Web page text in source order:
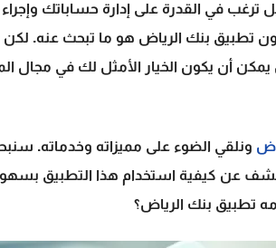
في القدرة على إدارة حساباتك وإجراء
تطبيق بنك الرياض هو ما تبحث عنه.
أن يكون الخيار الأمثل لك في مجال
ونلقي الضوء على مميزاته وخدماته.
عن كيفية استخدام هذا التطبيق
تطبيق بنك الرياض؟